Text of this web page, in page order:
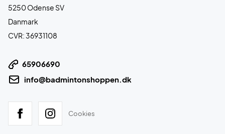
5250 Odense SV
Danmark
CVR: 36931108
65906690
info@badmintonshoppen.dk
Cookies